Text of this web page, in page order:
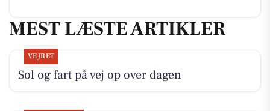
MEST LÆSTE ARTIKLER
VEJRET
Sol og fart på vej op over dagen